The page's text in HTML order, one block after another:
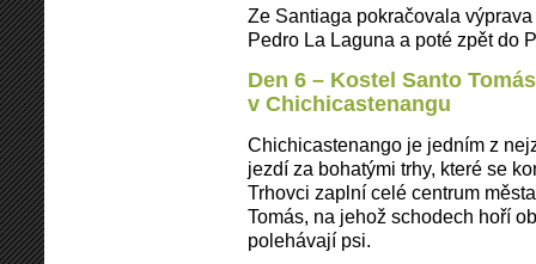
Ze Santiaga pokračovala
Pedro La Laguna a poté zpět do
Den 6 – Kostel Santo
v Chichicastenangu
Chichicastenango je jedním z
jezdí za bohatými trhy, které se
Trhovci zaplní celé centrum
Tomás, na jehož schodech hoří
polehávají psi.